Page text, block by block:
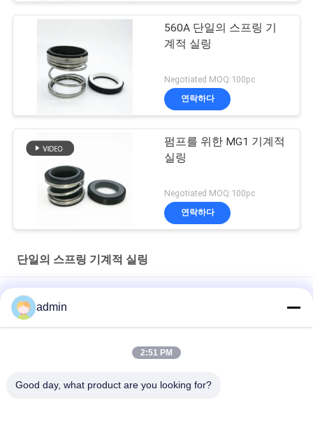
560A 단일의 스프링 기
계적 실링
Negotiated MOQ:100pc
연락하다
펌프를 위한 MG1 기계적
실링
Negotiated MOQ:100pc
연락하다
단일의 스프링 기계적 실링
존은 21 단일의 스프링 기계적 실링 0.5Inch 탄성체 벨로즈 기계적
실링을 길게 뺍니다
10 바 M32N 단일의 스프링 기계적 실링 대체 아에스시일 T01D
admin
2:51 PM
Good day, what product are you looking for?